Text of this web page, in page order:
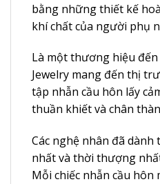
bằng những thiết kế
khí chất của người phụ
Là một thương hiệu
Jewelry mang đến thị
tập nhẫn cầu hôn lấy
thuần khiết và chân
Các nghệ nhân đã
nhất và thời thượng
Mỗi chiếc nhẫn cầu